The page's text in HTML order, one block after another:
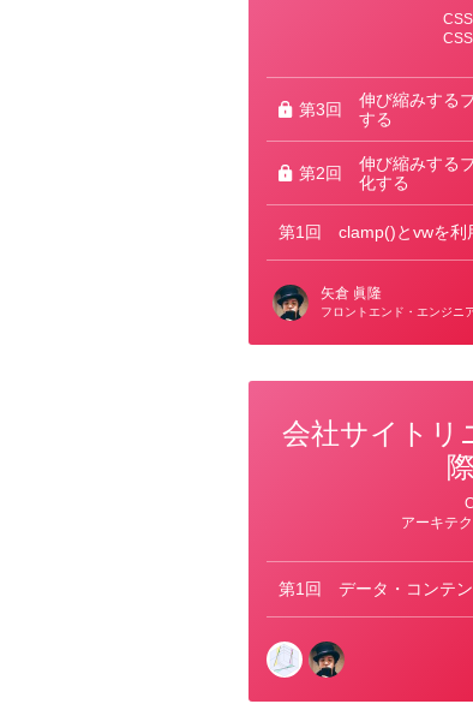
ー
CSS
CSS
第3回
伸び縮みする
する
第2回
伸び縮みする
化する
第1回 clamp()とvwを利
矢倉 眞隆
フロントエンド・エンジニ
会社サイトリ
ー
アーキテ
第1回 データ・コンテ